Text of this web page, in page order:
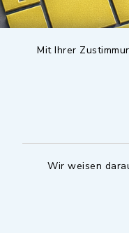
Mit Ihrer
Wir weisen